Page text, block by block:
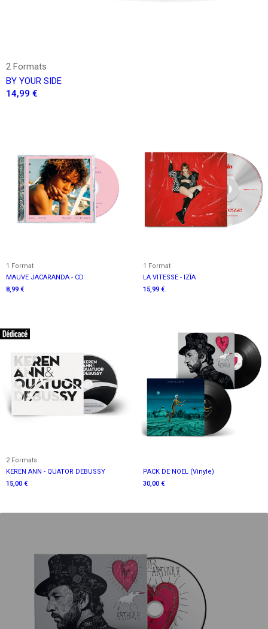
2 Formats
BY YOUR SIDE
14,99 €
1 Format
MAUVE JACARANDA - CD
8,99 €
1 Format
LA VITESSE - IZÏA
15,99 €
2 Formats
KEREN ANN - QUATOR DEBUSSY
15,00 €
PACK DE NOEL (Vinyle)
30,00 €